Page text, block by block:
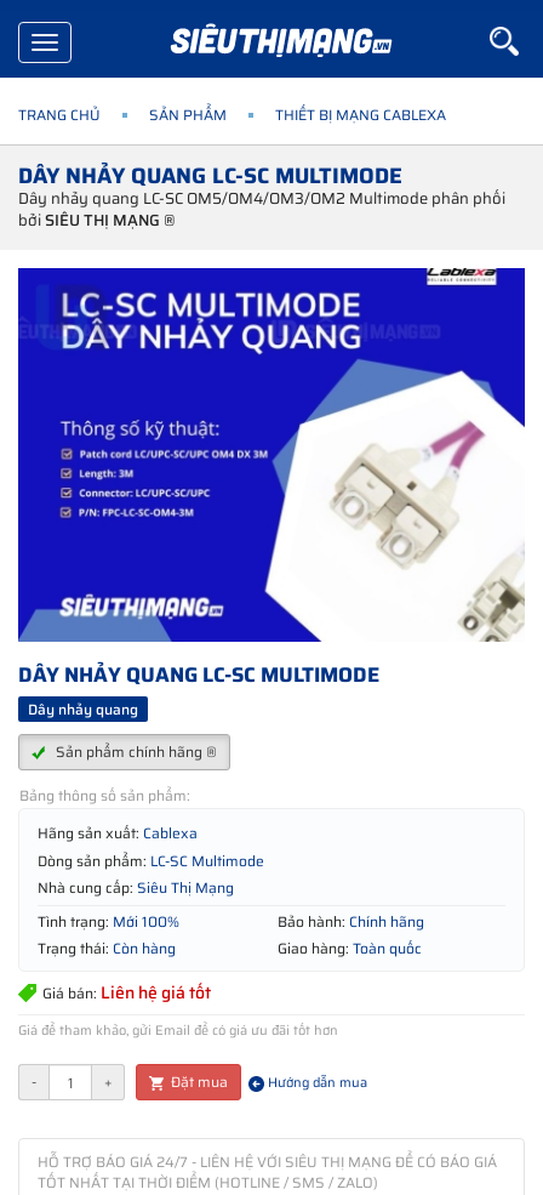
Toggle
navigation
TRANG CHỦ SẢN PHẨM THIẾT BỊ MẠNG CABLEXA
DÂY NHẢY QUANG LC-SC MULTIMODE
Dây nhảy quang LC-SC OM5/OM4/OM3/OM2 Multimode phân phối
bởiSIÊU THỊ MẠNG ®
DÂY NHẢY QUANG LC-SC MULTIMODE
Dây nhảy quang
Sản phẩm chính hãng ®
Bảng thông số sản phẩm:
Hãng sản xuất: Cablexa
Dòng sản phẩm: LC-SC Multimode
Nhà cung cấp: Siêu Thị Mạng
Tình trạng: Mới 100% Bảo hành: Chính hãng
Trạng thái: Còn hàng Giao hàng: Toàn quốc
Giá bán: Liên hệ giá tốt
Giá để tham khảo, gửi Email để có giá ưu đãi tốt hơn
- + Đặt mua Hướng dẫn mua
HỖ TRỢ BÁO GIÁ 24/7 - LIÊN HỆ VỚI SIÊU THỊ MẠNG ĐỂ CÓ BÁO GIÁ
TỐT NHẤT TẠI THỜI ĐIỂM (HOTLINE / SMS / ZALO)